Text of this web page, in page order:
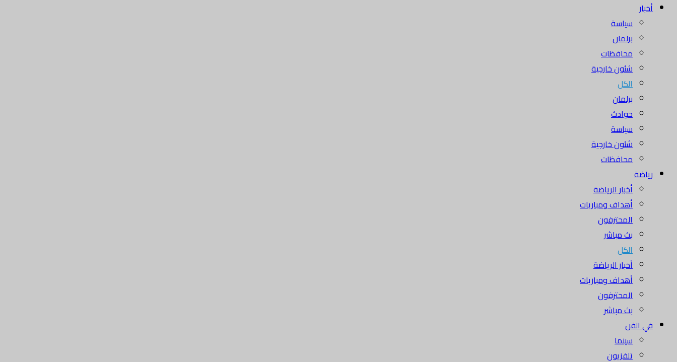
أخبار
سياسة
برلمان
محافظات
شئون خارجية
الكل
برلمان
حوادث
سياسة
شئون خارجية
محافظات
رياضة
أخبار الرياضة
أهداف ومباريات
المحترفون
بث مباشر
الكل
أخبار الرياضة
أهداف ومباريات
المحترفون
بث مباشر
في الفن
سينما
تلفزيون